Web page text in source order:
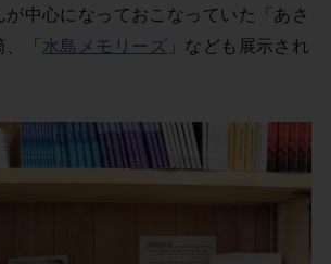
が中心になっておこなっていた「あさ
、「水島メモリーズ」なども展示され